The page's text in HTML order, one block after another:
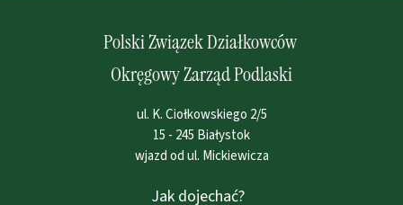
Jak dojechać?
Polski Związek Działkowców
Okręgowy Zarząd Podlaski
ul. K. Ciołkowskiego 2/5
15 - 245 Białystok
wjazd od ul. Mickiewicza